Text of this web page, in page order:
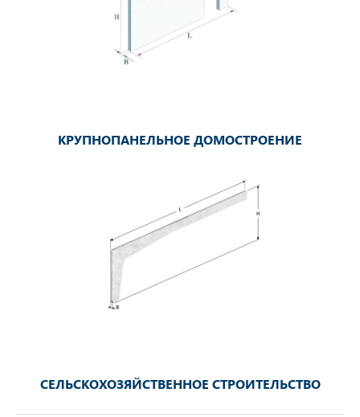
КРУПНОПАНЕЛЬНОЕ ДОМОСТРОЕНИЕ
СЕЛЬСКОХОЗЯЙСТВЕННОЕ СТРОИТЕЛЬСТВО